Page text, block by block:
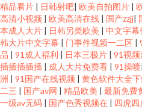
精品看片 | 日韩射吧| 欧美自拍图片 |
高清小视频 | 欧美高清在线 | 国产zzjj|
本成人大片 | 日韩另类欧美 | 中文字幕
韩大片中文字幕 | 门事件视频一二区 |
品 | 91成人福利 | 日本三极片 | 91视
插插插插插 | 成人大片免费看 | 91操喷|
洲 | 91国产在线视频 | 黄色软件大全下
二三 | 国产av网 | 精品欧美 | 最新免费
一级av无码 | 国产色秀视频在 | 四虎